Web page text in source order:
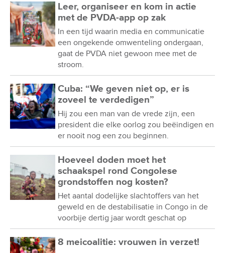
Leer, organiseer en kom in actie
met de PVDA-app op zak
In een tijd waarin media en communicatie
een ongekende omwenteling ondergaan,
gaat de PVDA niet gewoon mee met de
stroom.
Cuba: “We geven niet op, er is
zoveel te verdedigen”
Hij zou een man van de vrede zijn, een
president die elke oorlog zou beëindigen en
er nooit nog een zou beginnen.
Hoeveel doden moet het
schaakspel rond Congolese
grondstoffen nog kosten?
Het aantal dodelijke slachtoffers van het
geweld en de destabilisatie in Congo in de
voorbije dertig jaar wordt geschat op
8 meicoalitie: vrouwen in verzet!